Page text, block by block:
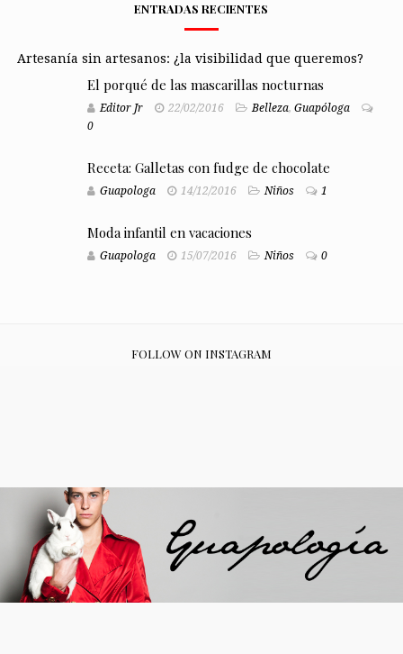
ENTRADAS RECIENTES
Artesanía sin artesanos: ¿la visibilidad que queremos?
El porqué de las mascarillas nocturnas
Editor Jr 22/02/2016 Belleza, Guapóloga
0
Receta: Galletas con fudge de chocolate
Guapologa 14/12/2016 Niños 1
Moda infantil en vacaciones
Guapologa 15/07/2016 Niños 0
FOLLOW ON INSTAGRAM